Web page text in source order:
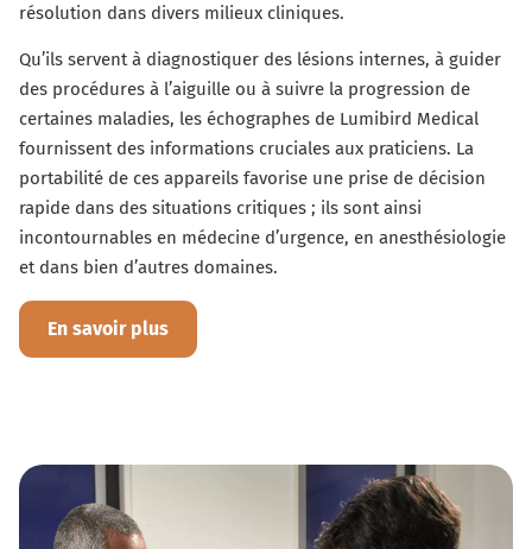
résolution dans divers milieux cliniques.
Qu’ils servent à diagnostiquer des lésions internes, à guider
des procédures à l’aiguille ou à suivre la progression de
certaines maladies, les échographes de Lumibird Medical
fournissent des informations cruciales aux praticiens. La
portabilité de ces appareils favorise une prise de décision
rapide dans des situations critiques ; ils sont ainsi
incontournables en médecine d’urgence, en anesthésiologie
et dans bien d’autres domaines.
En savoir plus